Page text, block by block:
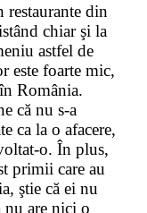
restaurante din
chiar şi la
astfel de
este foarte mic,
România.
că nu s-a
ca la o afacere,
o. În plus,
primii care au
ştie că ei nu
nu are nici o